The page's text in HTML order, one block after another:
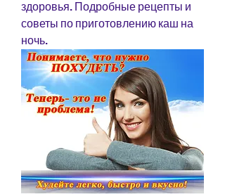
здоровья. Подробные рецепты и
советы по приготовлению каш на
ночь.